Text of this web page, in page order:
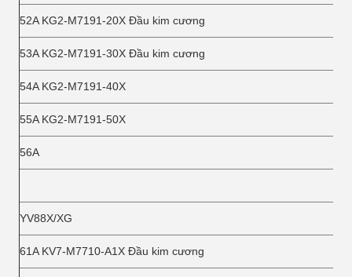
52A KG2-M7191-20X Đầu kim cương
53A KG2-M7191-30X Đầu kim cương
54A KG2-M7191-40X
55A KG2-M7191-50X
56A
YV88X/XG
61A KV7-M7710-A1X Đầu kim cương